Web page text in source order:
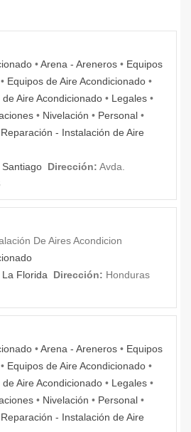
•Arena - Areneros • Equipos
• Equipos de Aire Acondicionado •
Aire Acondicionado • Legales •
• Nivelación • Personal •
Reparación - Instalación de Aire
Santiago Dirección: Avda.
De Aires Acondicion
La Florida Dirección: Honduras
•Arena - Areneros • Equipos
• Equipos de Aire Acondicionado •
Aire Acondicionado • Legales •
• Nivelación • Personal •
Reparación - Instalación de Aire